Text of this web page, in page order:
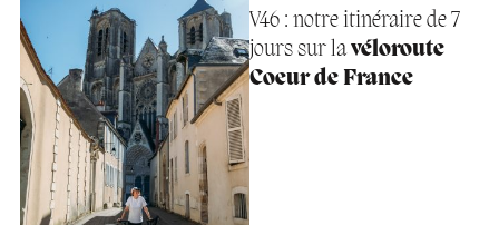
V46 : notre itinéraire de 7
jours sur lavéloroute
Coeur de France